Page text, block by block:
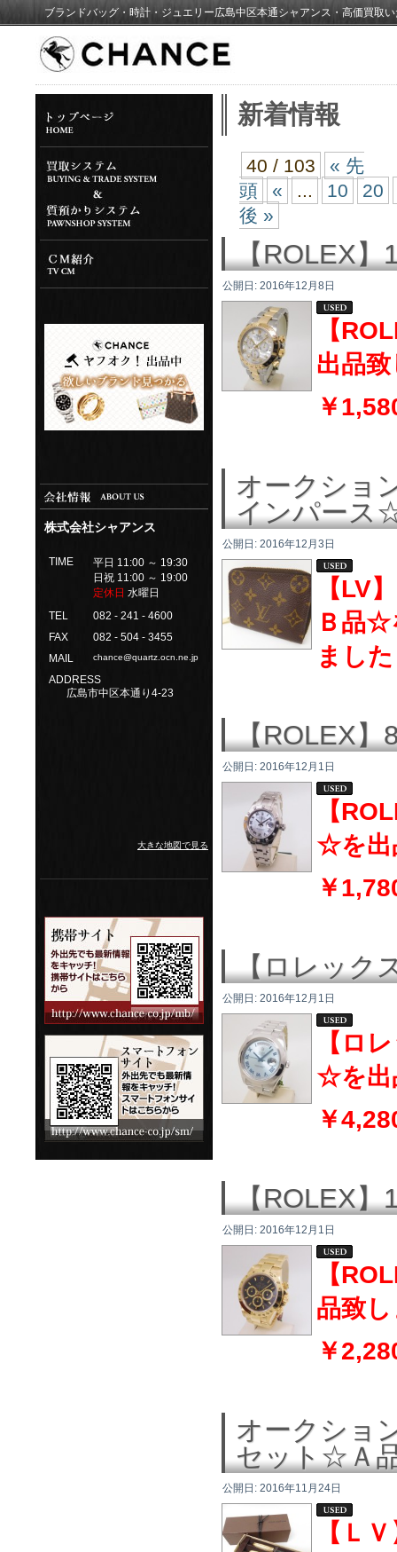
ブランドバッグ・時計・ジュエリー広島中区本通シャアンス・高価買取
株式会社シャアンス
TIME
平日 11:00 ～ 19:30
日祝 11:00 ～ 19:00
定休日 水曜日
TEL
082 - 241 - 4600
FAX
082 - 504 - 3455
MAIL
chance@quartz.ocn.ne.jp
ADDRESS
広島市中区本通り4-23
大きな地図で見る
新着情報
40 / 103
« 先
頭
« ... 10
20
後 »
【ROLEX
公開日: 2016年12月8日
【
出品
￥
オークショ
インパース
公開日: 2016年12月3日
【LV
Ｂ品☆
まし
【ROLEX
公開日: 2016年12月1日
【
☆を出
￥
【ロレック
公開日: 2016年12月1日
【ロ
☆を出
￥
【ROLEX
公開日: 2016年12月1日
【
品致
￥
オークショ
セット☆Ａ
公開日: 2016年11月24日
【Ｌ